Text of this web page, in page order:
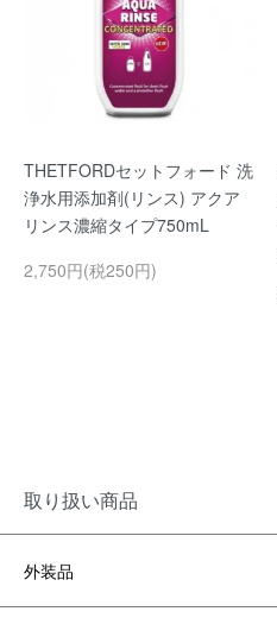
THETFORDセットフォード 洗
浄水用添加剤(リンス) アクア
リンス濃縮タイプ750mL
2,750円(税250円)
取り扱い商品
外装品